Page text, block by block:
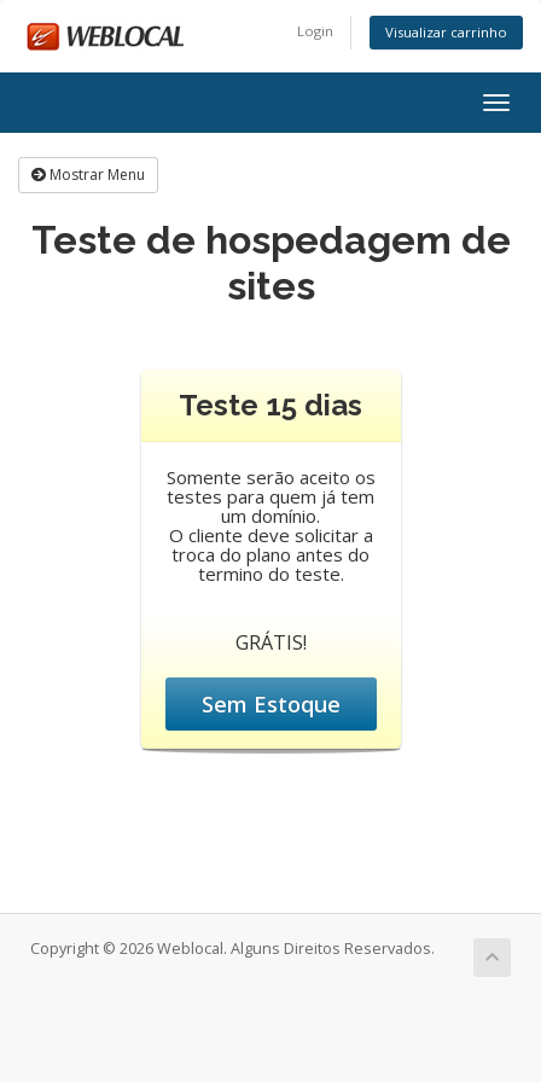
Login Visualizar carrinho
Mostrar Menu
Teste de hospedagem de
sites
Teste 15 dias
Somente serão aceito os
testes para quem já tem
um domínio.
O cliente deve solicitar a
troca do plano antes do
termino do teste.
GRÁTIS!
Sem Estoque
Copyright © 2026 Weblocal. Alguns Direitos Reservados.